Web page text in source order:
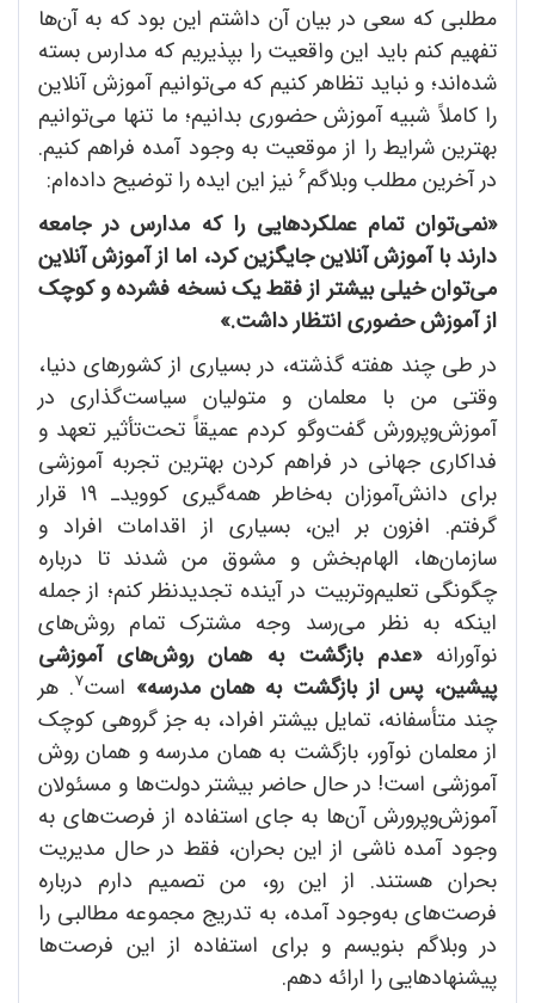
مطلبی که سعی در بیان آن داشتم این بود که به آن‌ها
تفهیم کنم باید این واقعیت را بپذیریم که مدارس بسته
شده‌اند؛ و نباید تظاهر کنیم که می‌توانیم آموزش آنلاین
را کاملاً شبیه آموزش حضوری بدانیم؛ ما تنها می‌توانیم
بهترین شرایط را از موقعیت به وجود آمده فراهم کنیم.
در آخرین مطلب وبلاگم6 نیز این ایده را توضیح داده‌ام:
«نمیتوان تمام عملکردهایی را که مدارس در جامعه
دارند با آموزش آنلاین جایگزین کرد، اما از آموزش آنلاین
میتوان خیلی بیشتر از فقط یک نسخه فشرده و کوچک
از آموزش حضوری انتظار داشت.»
در طی چند هفته گذشته، در بسیاری از کشورهای دنیا،
وقتی من با معلمان و متولیان سیاست‌گذاری در
آموزش‌وپرورش گفت‌وگو کردم عمیقاً تحت‌تأثیر تعهد و
فداکاری جهانی در فراهم کردن بهترین تجربه آموزشی
برای دانش‌آموزان به‌خاطر همه‌گیری کوویدـ 19 قرار
گرفتم. افزون بر این، بسیاری از اقدامات افراد و
سازمان‌ها، الهام‌بخش و مشوق من شدند تا درباره
چگونگی تعلیم‌وتربیت در آینده تجدیدنظر کنم؛ از جمله
اینکه به نظر می‌رسد وجه مشترک تمام روش‌های
نوآورانه«عدم بازگشت به همان روشهای آموزشی
پیشین، پس از بازگشت به همان مدرسه» است7. هر
چند متأسفانه، تمایل بیشتر افراد، به جز گروهی کوچک
از معلمان نوآور، بازگشت به همان مدرسه و همان روش
آموزشی است! در حال حاضر بیشتر دولت‌ها و مسئولان
آموزش‌وپرورش آن‌ها به جای استفاده از فرصت‌های به
وجود آمده ناشی از این بحران، فقط در حال مدیریت
بحران هستند. از این رو، من تصمیم دارم درباره
فرصت‌های به‌وجود آمده، به تدریج مجموعه مطالبی را
در وبلاگم بنویسم و برای استفاده از این فرصت‌ها
پیشنهادهایی را ارائه دهم.